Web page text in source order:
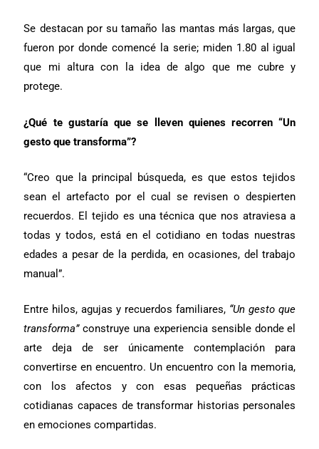
Se destacan por su tamaño las mantas más largas, que
fueron por donde comencé la serie; miden 1.80 al igual
que mi altura con la idea de algo que me cubre y
protege.
¿Qué te gustaría que se lleven quienes recorren “Un
gesto que transforma”?
“Creo que la principal búsqueda, es que estos tejidos
sean el artefacto por el cual se revisen o despierten
recuerdos. El tejido es una técnica que nos atraviesa a
todas y todos, está en el cotidiano en todas nuestras
edades a pesar de la perdida, en ocasiones, del trabajo
manual”.
Entre hilos, agujas y recuerdos familiares, “Un gesto que
transforma”construye una experiencia sensible donde el
arte deja de ser únicamente contemplación para
convertirse en encuentro. Un encuentro con la memoria,
con los afectos y con esas pequeñas prácticas
cotidianas capaces de transformar historias personales
en emociones compartidas.